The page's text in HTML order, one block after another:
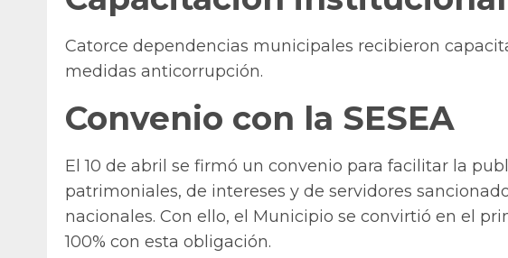
Catorce dependencias municipales recibieron
medidas anticorrupción.
Convenio con la SESEA
El 10 de abril se firmó un convenio para facilitar la
patrimoniales, de intereses y de servidores
nacionales. Con ello, el Municipio se convirtió en el
100% con esta obligación.